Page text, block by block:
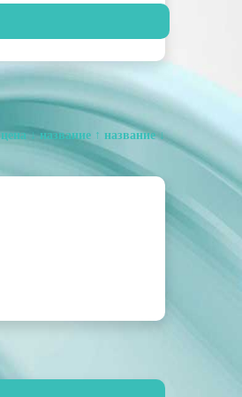
цена ↓ название ↑ название ↓